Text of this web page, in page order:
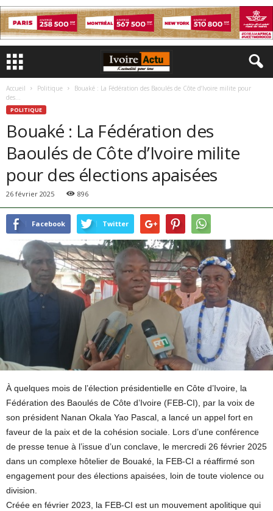
Accueil Politique
Bouaké : La Fédération des Baoulés de Côte d’Ivoire milite pour
des...
POLITIQUE
Bouaké : La Fédération des
Baoulés de Côte d’Ivoire milite
pour des élections apaisées
26 février 2025 896
Facebook Twitter
À quelques mois de l’élection présidentielle en Côte d’Ivoire, la
Fédération des Baoulés de Côte d’Ivoire (FEB-CI), par la voix de
son président Nanan Okala Yao Pascal, a lancé un appel fort en
faveur de la paix et de la cohésion sociale. Lors d’une conférence
de presse tenue à l’issue d’un conclave, le mercredi 26 février 2025
dans un complexe hôtelier de Bouaké, la FEB-CI a réaffirmé son
engagement pour des élections apaisées, loin de toute violence ou
division.
Créée en février 2023, la FEB-CI est un mouvement apolitique qui